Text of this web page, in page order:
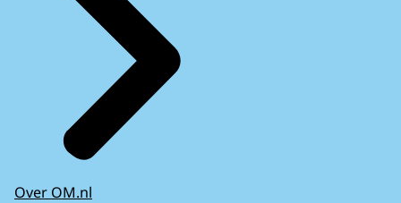
Over OM.nl